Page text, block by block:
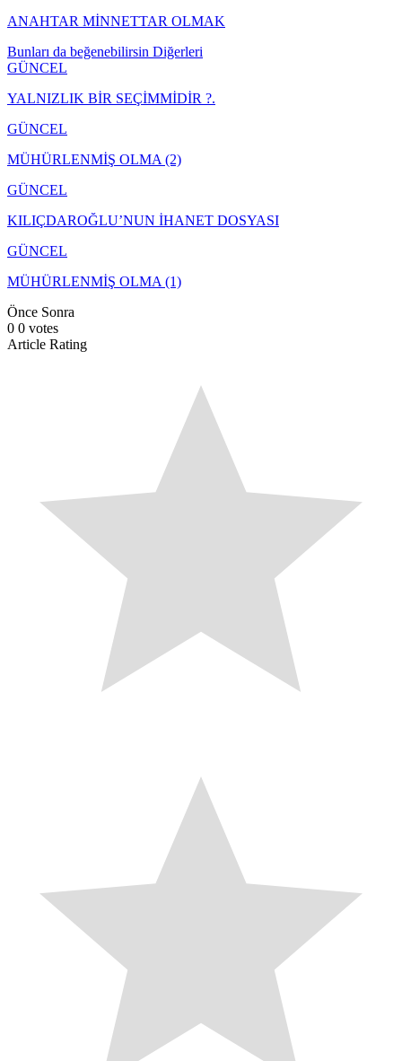
ANAHTAR MİNNETTAR OLMAK
Bunları da beğenebilirsin Diğerleri
GÜNCEL
YALNIZLIK BİR SEÇİMMİDİR ?.
GÜNCEL
MÜHÜRLENMİŞ OLMA (2)
GÜNCEL
KILIÇDAROĞLU’NUN İHANET DOSYASI
GÜNCEL
MÜHÜRLENMİŞ OLMA (1)
Önce Sonra
0 0 votes
Article Rating